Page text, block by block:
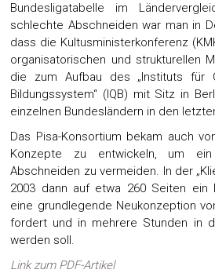
Bundesligatabelle im
schlechte Abschneiden war man in
dass die Kultusministerkonferenz
organisatorischen und strukturellen
die zum Aufbau des „Instituts für
Bildungssystem“ (IQB) mit Sitz in
einzelnen Bundesländern in den
Das Pisa-Konsortium bekam auch
Konzepte zu entwickeln, um
Abschneiden zu vermeiden. In der
2003 dann auf etwa 260 Seiten ein
eine grundlegende Neukonzeption
fordert und in mehrere Stunden in
werden soll.
Link zum PDF-Artikel